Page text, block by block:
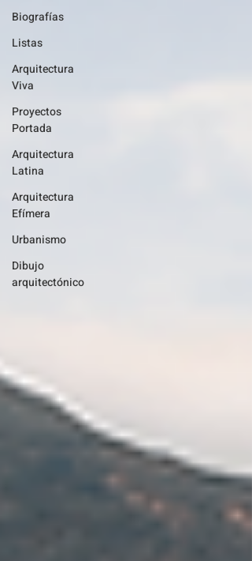
Biografías
Listas
Arquitectura
Viva
Proyectos
Portada
Arquitectura
Latina
Arquitectura
Efímera
Urbanismo
Dibujo
arquitectónico